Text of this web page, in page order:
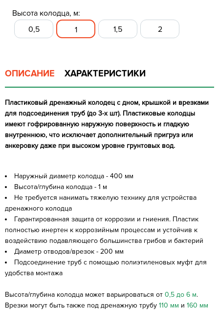
Высота колодца, м:
0,5
1 1,5 2
ОПИСАНИЕ ХАРАКТЕРИСТИКИ
Пластиковый дренажный колодец с дном, крышкой и врезками
для подсоединения труб (до 3-х шт). Пластиковые колодцы
имеют гофрированную наружную поверхность и гладкую
внутреннюю, что исключает дополнительный пригруз или
анкеровку даже при высоком уровне грунтовых вод.
Наружный диаметр колодца - 400 мм
Высота/глубина колодца - 1 м
Не требуется нанимать тяжелую технику для устройства
дренажного колодца
Гарантированная защита от коррозии и гниения. Пластик
полностью инертен к коррозийным процессам и устойчив к
воздействию подавляющего большинства грибов и бактерий
Диаметр отводов/врезок - 200 мм
Подсоединение труб с помощью полиэтиленовых муфт для
удобства монтажа
Высота/глубина колодца может варьироваться от 0,5 до 6 м.
Врезки могут быть также под дренажную трубу 110 мм и 160 мм